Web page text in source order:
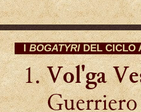
I BOGATYRI DEL CICLO
Vol'ga